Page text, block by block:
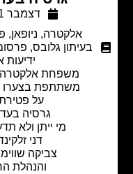
דצמבר 11, 2025
אלקטרה,ניופאן,פרסום
בעיתון גלובס, פרסום
ידיעות אחרונות
משפחת אלקטרה מוצרי
משתתפת בצערו של
על פטירת אימו
גרסיה בעדאש ז"ל
מי ייתן ולא תדעו עוד
דני זלקינד, יו"ר
צביקה שווימר,
והנהלת החברה.